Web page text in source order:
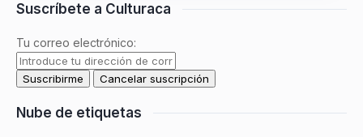
Suscríbete a Culturaca
Tu correo electrónico:
Nube de etiquetas